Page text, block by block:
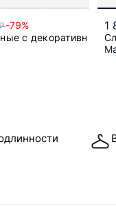
-79%
с декоративной
1